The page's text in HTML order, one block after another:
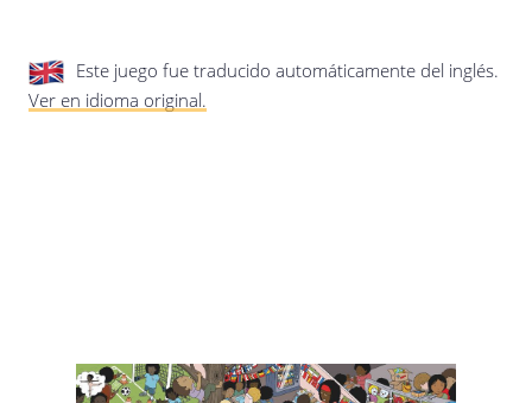
Este juego fue traducido automáticamente del inglés.
Ver en idioma original.